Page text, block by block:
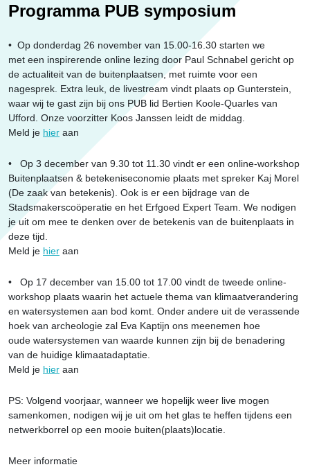
Programma PUB symposium
• Op donderdag 26 november van 15.00-16.30 starten we
met een inspirerende online lezing door Paul Schnabel gericht op
de actualiteit van de buitenplaatsen, met ruimte voor een
nagesprek. Extra leuk, de livestream vindt plaats op Gunterstein,
waar wij te gast zijn bij ons PUB lid Bertien Koole-Quarles van
Ufford. Onze voorzitter Koos Janssen leidt de middag.
Meld je hier aan
• Op 3 december van 9.30 tot 11.30 vindt er een online-workshop
Buitenplaatsen & betekeniseconomie plaats met spreker Kaj Morel
(De zaak van betekenis). Ook is er een bijdrage van de
Stadsmakerscoöperatie en het Erfgoed Expert Team. We nodigen
je uit om mee te denken over de betekenis van de buitenplaats in
deze tijd.
Meld je hier aan
• Op 17 december van 15.00 tot 17.00 vindt de tweede online-
workshop plaats waarin het actuele thema van klimaatverandering
en watersystemen aan bod komt. Onder andere uit de verassende
hoek van archeologie zal Eva Kaptijn ons meenemen hoe
oude watersystemen van waarde kunnen zijn bij de benadering
van de huidige klimaatadaptatie.
Meld je hier aan
PS: Volgend voorjaar, wanneer we hopelijk weer live mogen
samenkomen, nodigen wij je uit om het glas te heffen tijdens een
netwerkborrel op een mooie buiten(plaats)locatie.
Meer informatie